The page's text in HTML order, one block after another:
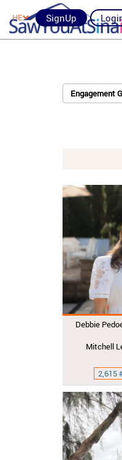
SignUp
HE
Engagement
Debbie
Mitchell